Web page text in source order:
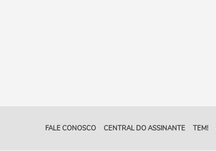
FALE CONOSCO CENTRAL DO ASSINANTE TEM!